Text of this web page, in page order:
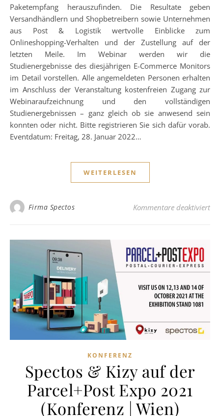
Paketempfang herauszufinden. Die Resultate geben
Versandhändlern und Shopbetreibern sowie Unternehmen
aus Post & Logistik wertvolle Einblicke zum
Onlineshopping-Verhalten und der Zustellung auf der
letzten Meile. Im Webinar werden wir die
Studienergebnisse des diesjährigen E-Commerce Monitors
im Detail vorstellen. Alle angemeldeten Personen erhalten
im Anschluss der Veranstaltung kostenfreien Zugang zur
Webinaraufzeichnung und den vollständigen
Studienergebnissen – ganz gleich ob sie anwesend sein
konnten oder nicht. Bitte registrieren Sie sich dafür vorab.
Eventdatum: Freitag, 28. Januar 2022…
WEITERLESEN
Firma Spectos Kommentare deaktiviertfür
KONFERENZ
Spectos & Kizy auf der
Parcel+Post Expo 2021
(Konferenz | Wien)